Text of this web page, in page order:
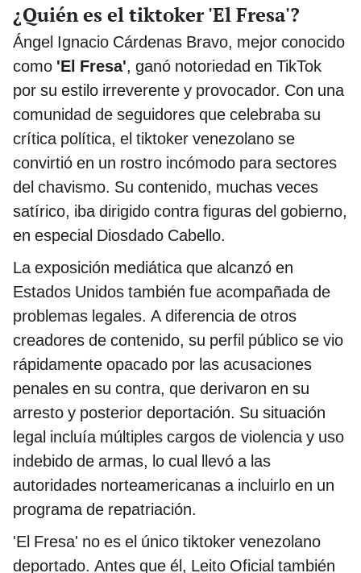
¿Quién es el tiktoker 'El Fresa'?
Ángel Ignacio Cárdenas Bravo, mejor conocido
como 'El Fresa', ganó notoriedad en TikTok
por su estilo irreverente y provocador. Con una
comunidad de seguidores que celebraba su
crítica política, el tiktoker venezolano se
convirtió en un rostro incómodo para sectores
del chavismo. Su contenido, muchas veces
satírico, iba dirigido contra figuras del gobierno,
en especial Diosdado Cabello.
La exposición mediática que alcanzó en
Estados Unidos también fue acompañada de
problemas legales. A diferencia de otros
creadores de contenido, su perfil público se vio
rápidamente opacado por las acusaciones
penales en su contra, que derivaron en su
arresto y posterior deportación. Su situación
legal incluía múltiples cargos de violencia y uso
indebido de armas, lo cual llevó a las
autoridades norteamericanas a incluirlo en un
programa de repatriación.
'El Fresa' no es el único tiktoker venezolano
deportado. Antes que él, Leito Oficial también